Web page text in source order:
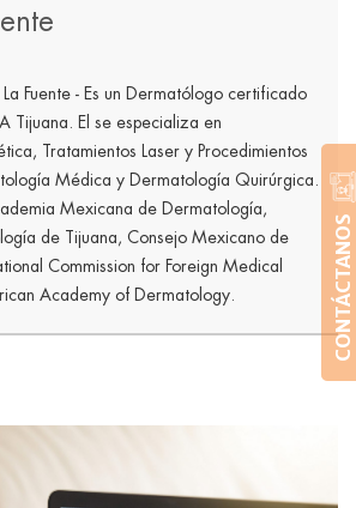
CONTÁCTANOS
Fuente - Es un Dermatólogo certificado
Tijuana. El se especializa en
Tratamientos Laser y Procedimientos
Médica y Dermatología Quirúrgica.
Mexicana de Dermatología,
de Tijuana, Consejo Mexicano de
Commission for Foreign Medical
Academy of Dermatology.